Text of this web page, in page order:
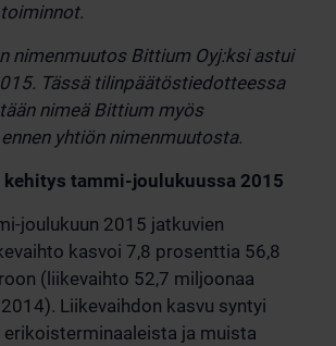
nimenmuutos Bittium Oyj:ksi astui
Tässä tilinpäätöstiedotteessa
nimeä Bittium myös
yhtiön nimenmuutosta.
tammi-joulukuussa 2015
joulukuun 2015 jatkuvien
kasvoi 7,8 prosenttia 56,8
(liikevaihto 52,7 miljoonaa
Liikevaihdon kasvu syntyi
erikoisterminaaleista ja muista